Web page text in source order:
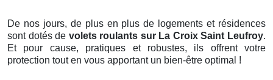
De nos jours, de plus en plus de logements et résidences
sont dotés de volets roulants sur La Croix Saint Leufroy.
Et pour cause, pratiques et robustes, ils offrent votre
protection tout en vous apportant un bien-être optimal !